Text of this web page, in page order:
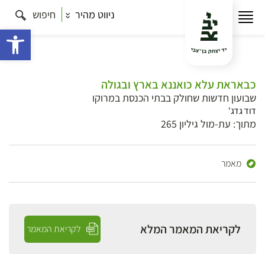
ניווט מהיר חיפוש
כבאראת עלא כואננא בארץ ובגולה
שבועון חדשות שחולק בבתי הכנסת במרוקו
דוד גדג'
מתוך: עת-מול גיליון 265
מאמר
לקריאת המאמר המלא לקריאת המאמר